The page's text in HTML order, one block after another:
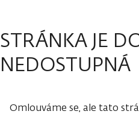
STRÁNKA JE
NEDOSTUPNÁ
Omlouváme se, ale tato